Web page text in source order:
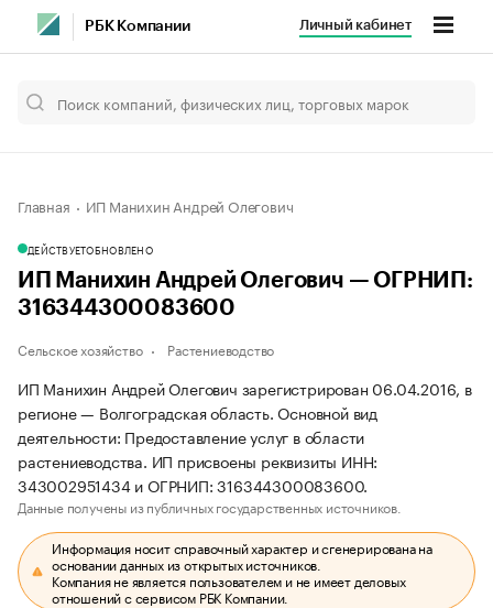
РБК Компании Личный кабинет
Главная ИП Манихин Андрей Олегович
ДЕЙСТВУЕТОБНОВЛЕНО
ИП Манихин Андрей Олегович — ОГРНИП:
316344300083600
Сельское хозяйство Растениеводство
ИП Манихин Андрей Олегович зарегистрирован 06.04.2016, в
регионе — Волгоградская область. Основной вид
деятельности: Предоставление услуг в области
растениеводства. ИП присвоены реквизиты ИНН:
343002951434 и ОГРНИП: 316344300083600.
Данные получены из публичных государственных источников.
Информация носит справочный характер и сгенерирована на
основании данных из открытых источников.
Компания не является пользователем и не имеет деловых
отношений с сервисом РБК Компании.